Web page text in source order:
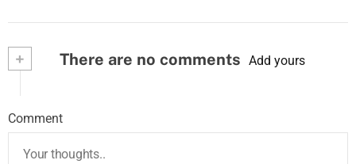
+ There are no comments Add yours
Comment